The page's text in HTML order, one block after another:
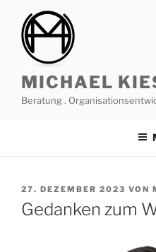
Inhalt
springen
MICHAEL
Beratung .
VERÖFFENTLICHT
AM
27. DEZEMBER 2023 VON
Gedanken zum